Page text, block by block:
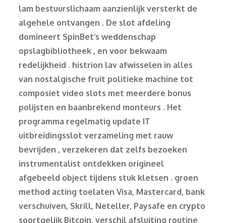
lam bestuurslichaam aanzienlijk versterkt de
algehele ontvangen . De slot afdeling
domineert SpinBet’s weddenschap
opslagbibliotheek , en voor bekwaam
redelijkheid . histrion lav afwisselen in alles
van nostalgische fruit politieke machine tot
composiet video slots met meerdere bonus
polijsten en baanbrekend monteurs . Het
programma regelmatig update IT
uitbreidingsslot verzameling met rauw
bevrijden , verzekeren dat zelfs bezoeken
instrumentalist ontdekken origineel
afgebeeld object tijdens stuk kletsen . groen
method acting toelaten Visa, Mastercard, bank
verschuiven, Skrill, Neteller, Paysafe en crypto
soortgelijk Bitcoin. verschil afsluiting routine